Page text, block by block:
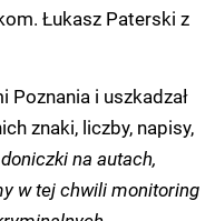
Łukasz Paterski z
Poznania i uszkadzał
znaki, liczby, napisy,
na autach,
w tej chwili monitoring